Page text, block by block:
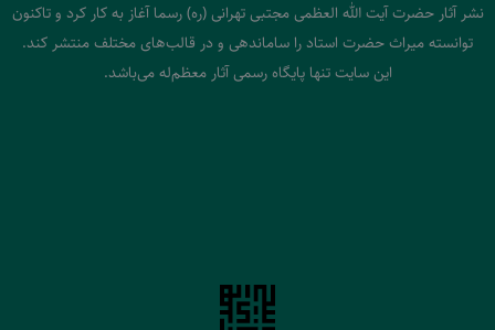
نشر آثار حضرت آیت الله العظمی مجتبی تهرانی (ره) رسما آغاز به کار کرد و تاکنون
توانسته میراث حضرت استاد را ساماندهی و در قالب‌های مختلف منتشر کند.
این سایت تنها پایگاه رسمی آثار معظم‌له می‌باشد.